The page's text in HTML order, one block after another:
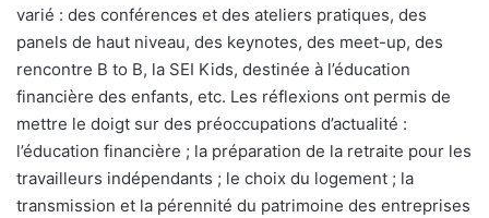
varié : des conférences et des ateliers pratiques, des
panels de haut niveau, des keynotes, des meet-up, des
rencontre B to B, la SEI Kids, destinée à l’éducation
financière des enfants, etc. Les réflexions ont permis de
mettre le doigt sur des préoccupations d’actualité :
l’éducation financière ; la préparation de la retraite pour les
travailleurs indépendants ; le choix du logement ; la
transmission et la pérennité du patrimoine des entreprises